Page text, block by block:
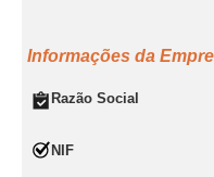
Informações da
Razão Social
NIF